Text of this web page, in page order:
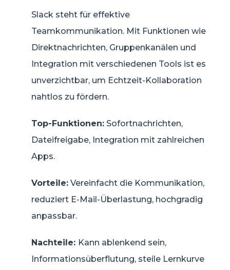
Slack steht für effektive
Teamkommunikation. Mit Funktionen wie
Direktnachrichten, Gruppenkanälen und
Integration mit verschiedenen Tools ist es
unverzichtbar, um Echtzeit-Kollaboration
nahtlos zu fördern.
Top-Funktionen: Sofortnachrichten,
Dateifreigabe, Integration mit zahlreichen
Apps.
Vorteile: Vereinfacht die Kommunikation,
reduziert E-Mail-Überlastung, hochgradig
anpassbar.
Nachteile: Kann ablenkend sein,
Informationsüberflutung, steile Lernkurve